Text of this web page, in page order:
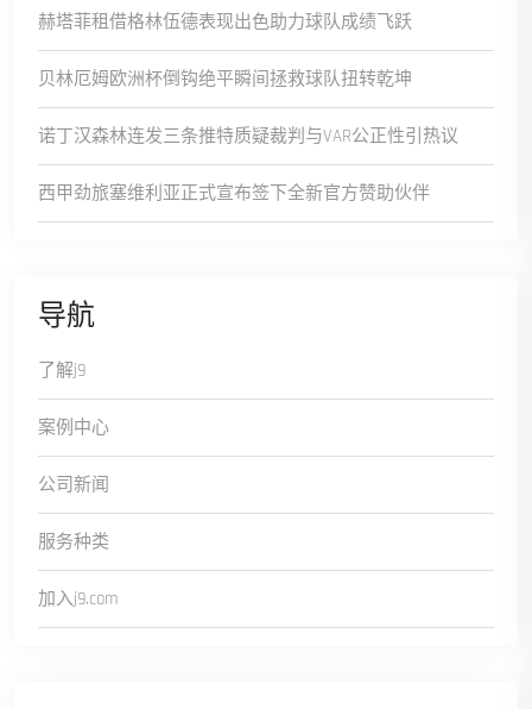
赫塔菲租借格林伍德表现出色助力球队成绩飞跃
贝林厄姆欧洲杯倒钩绝平瞬间拯救球队扭转乾坤
诺丁汉森林连发三条推特质疑裁判与VAR公正性引热议
西甲劲旅塞维利亚正式宣布签下全新官方赞助伙伴
导航
了解j9
案例中心
公司新闻
服务种类
加入j9.com